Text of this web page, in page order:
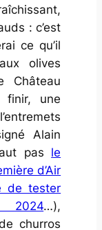
: c’est
ce qu’il
olives
Château
finir, une
Alain
pas le
d’Air
de tester
2024…),
churros